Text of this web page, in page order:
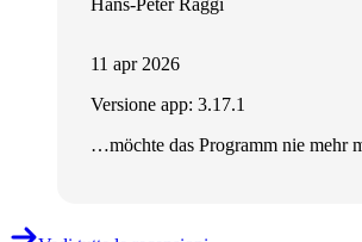
11 apr 2026
Versione app: 3.17.1
…möchte das Programm nie mehr